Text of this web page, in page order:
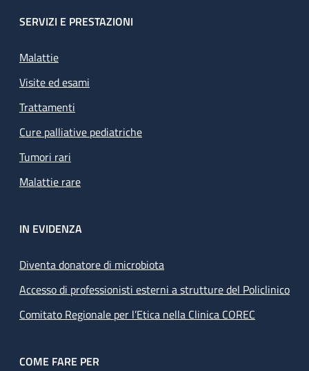
SERVIZI E PRESTAZIONI
Malattie
Visite ed esami
Trattamenti
Cure palliative pediatriche
Tumori rari
Malattie rare
IN EVIDENZA
Diventa donatore di microbiota
Accesso di professionisti esterni a strutture del Policlinico
Comitato Regionale per l’Etica nella Clinica COREC
COME FARE PER